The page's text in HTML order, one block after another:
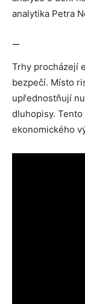
analytika Petra
—
Trhy procházejí
bezpečí. Místo
upřednostňují
dluhopisy.
ekonomického